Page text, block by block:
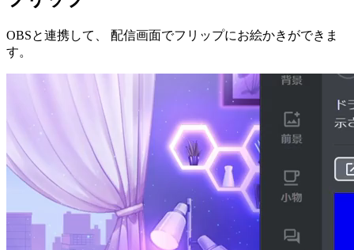
OBSと連携して、 配信画面でフリップにお絵かきができま
す。